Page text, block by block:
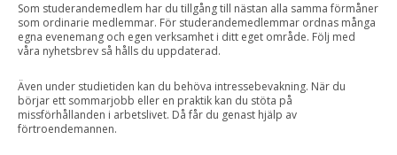
Som studerandemedlem har du tillgång till nästan alla samma förmåner
som ordinarie medlemmar. För studerandemedlemmar ordnas många
egna evenemang och egen verksamhet i ditt eget område. Följ med
våra nyhetsbrev så hålls du uppdaterad.
Även under studietiden kan du behöva intressebevakning. När du
börjar ett sommarjobb eller en praktik kan du stöta på
missförhållanden i arbetslivet. Då får du genast hjälp av
förtroendemannen.